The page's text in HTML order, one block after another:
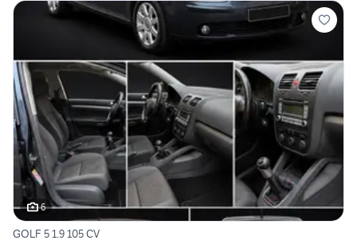
6
GOLF 5 1.9 105 CV